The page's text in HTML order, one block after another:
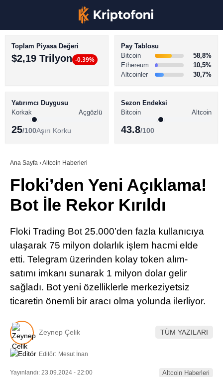
Youtube
TikTok
Pinterest
LinkedIn
Telegram
BİTCOİN HABERLERİ
ALTCOİN HABERLERİ
SÖZLÜK
Toplam Piyasa Değeri
$2,19 Trilyon -0.39%
Pay Tablosu
Bitcoin
58,8%
Ethereum
10,5%
Altcoinler
30,7%
Yatırımcı Duygusu
Korkak
Açgözlü
25/100Aşırı Korku
Sezon Endeksi
Bitcoin
Altcoin
43.8/100
Ana Sayfa ›Altcoin Haberleri
Floki’den Yeni Açıklama!
Bot İle Rekor Kırıldı
Floki Trading Bot 25.000’den fazla kullanıcıya
ulaşarak 75 milyon dolarlık işlem hacmi elde
etti. Telegram üzerinden kolay token alım-
satımı imkanı sunarak 1 milyon dolar gelir
sağladı. Bot yeni özelliklerle merkeziyetsiz
ticaretin önemli bir aracı olma yolunda ilerliyor.
Zeynep Çelik TÜM YAZILARI
Editör: Mesut İnan
Yayınlandı: 23.09.2024 - 22:00
Altcoin Haberleri